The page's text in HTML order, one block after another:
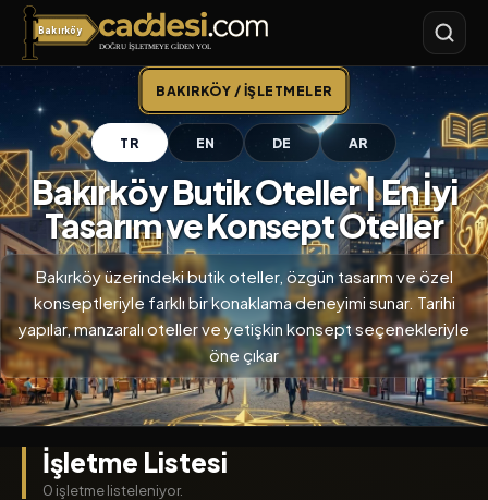
Bakırköy
Bakırköy
BAKIRKÖY / İŞLETMELER
TR EN DE AR
Bakırköy Butik Oteller | En İyi
Tasarım ve Konsept Oteller
Bakırköy üzerindeki butik oteller, özgün tasarım ve özel
konseptleriyle farklı bir konaklama deneyimi sunar. Tarihi
yapılar, manzaralı oteller ve yetişkin konsept seçenekleriyle
öne çıkar
İşletme Listesi
0 işletme listeleniyor.